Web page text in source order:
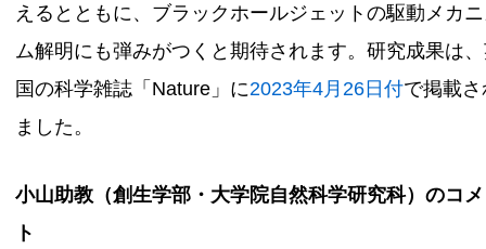
えるとともに、ブラックホールジェットの駆動メカ
ム解明にも弾みがつくと期待されます。研究成果は
国の科学雑誌「Nature」に2023年4月26日付で掲載さ
ました。
小山助教（創生学部・大学院自然科学研究科）のコ
ト